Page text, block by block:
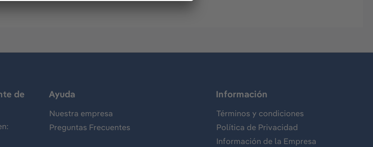
de
Ayuda
Nuestra empresa
Preguntas Frecuentes
Información
Términos y condiciones
Política de Privacidad
Información de la Empresa